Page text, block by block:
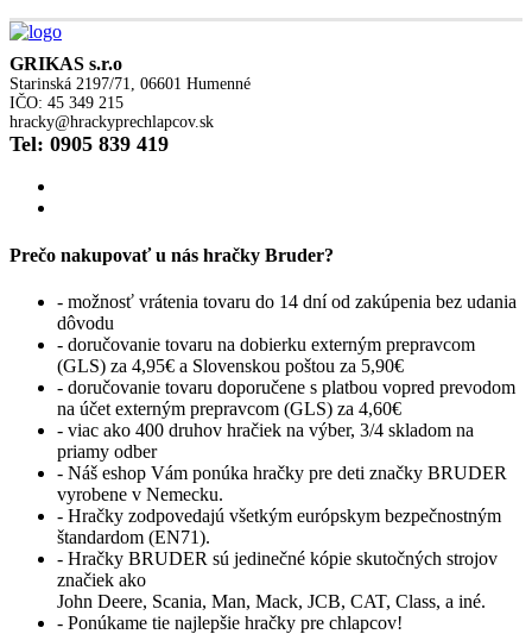
GRIKAS s.r.o
Starinská 2197/71, 06601 Humenné
IČO: 45 349 215
hracky@hrackyprechlapcov.sk
Tel: 0905 839 419
Prečo nakupovať u nás hračky Bruder?
- možnosť vrátenia tovaru do 14 dní od zakúpenia bez udania
dôvodu
- doručovanie tovaru na dobierku externým prepravcom
(GLS) za 4,95€ a Slovenskou poštou za 5,90€
- doručovanie tovaru doporučene s platbou vopred prevodom
na účet externým prepravcom (GLS) za 4,60€
- viac ako 400 druhov hračiek na výber, 3/4 skladom na
priamy odber
- Náš eshop Vám ponúka hračky pre deti značky BRUDER
vyrobene v Nemecku.
- Hračky zodpovedajú všetkým európskym bezpečnostným
štandardom (EN71).
- Hračky BRUDER sú jedinečné kópie skutočných strojov
značiek ako
John Deere, Scania, Man, Mack, JCB, CAT, Class, a iné.
- Ponúkame tie najlepšie hračky pre chlapcov!